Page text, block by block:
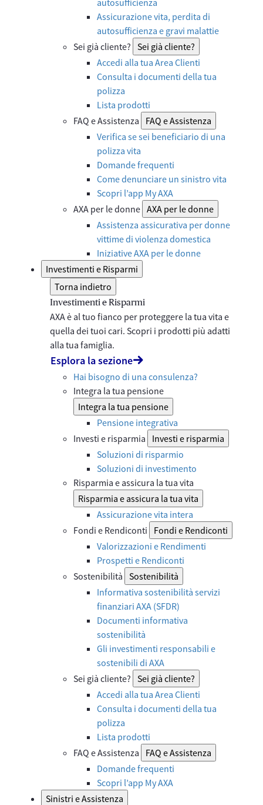
Assicurazione vita, perdita di
autosufficienza e gravi malattie
Sei già cliente? Sei già cliente?
Accedi alla tua Area Clienti
Consulta i documenti della tua
polizza
Lista prodotti
FAQ e Assistenza
FAQ e Assistenza
Verifica se sei beneficiario di una
polizza vita
Domande frequenti
Come denunciare un sinistro vita
Scopri l’app My AXA
AXA per le donne AXA per le donne
Assistenza assicurativa per donne
vittime di violenza domestica
Iniziative AXA per le donne
Investimenti e Risparmi
Torna indietro
Investimenti e Risparmi
AXA è al tuo fianco per proteggere la tua vita e
quella dei tuoi cari. Scopri i prodotti più adatti
alla tua famiglia.
Esplora la sezione
Hai bisogno di una consulenza?
Integra la tua pensione
Integra la tua pensione
Pensione integrativa
Investi e risparmia
Investi e risparmia
Soluzioni di risparmio
Soluzioni di investimento
Risparmia e assicura la tua vita
Risparmia e assicura la tua vita
Assicurazione vita intera
Fondi e Rendiconti
Fondi e Rendiconti
Valorizzazioni e Rendimenti
Prospetti e Rendiconti
Sostenibilità Sostenibilità
Informativa sostenibilità servizi
finanziari AXA (SFDR)
Documenti informativa
sostenibilità
Gli investimenti responsabili e
sostenibili di AXA
Sei già cliente? Sei già cliente?
Accedi alla tua Area Clienti
Consulta i documenti della tua
polizza
Lista prodotti
FAQ e Assistenza
FAQ e Assistenza
Domande frequenti
Scopri l’app My AXA
Sinistri e Assistenza